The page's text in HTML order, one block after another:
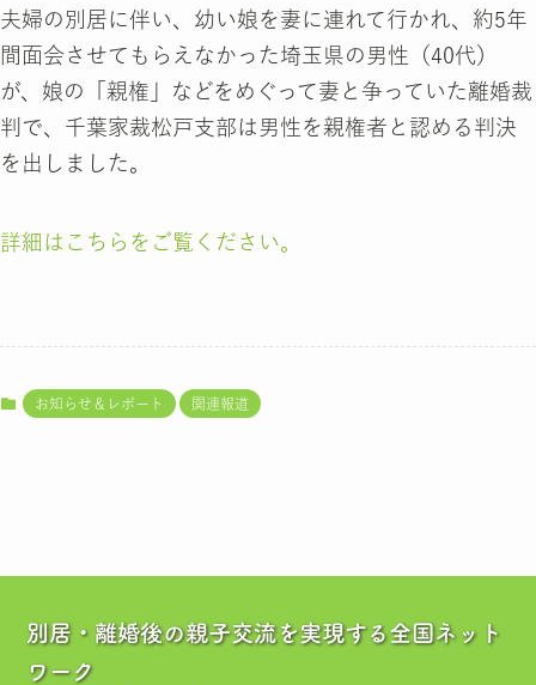
夫婦の別居に伴い、幼い娘を妻に連れて行かれ、約5年
間面会させてもらえなかった埼玉県の男性（40代）
が、娘の「親権」などをめぐって妻と争っていた離婚裁
判で、千葉家裁松戸支部は男性を親権者と認める判決
を出しました。
詳細はこちらをご覧ください。
お知らせ＆レポート 関連報道
別居・離婚後の親子交流を実現する全国ネット
ワーク